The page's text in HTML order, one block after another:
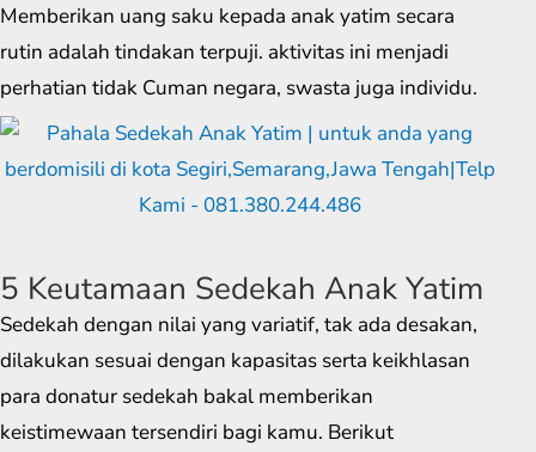
Memberikan uang saku kepada anak yatim secara
rutin adalah tindakan terpuji. aktivitas ini menjadi
perhatian tidak Cuman negara, swasta juga individu.
5 Keutamaan Sedekah Anak Yatim
Sedekah dengan nilai yang variatif, tak ada desakan,
dilakukan sesuai dengan kapasitas serta keikhlasan
para donatur sedekah bakal memberikan
keistimewaan tersendiri bagi kamu. Berikut